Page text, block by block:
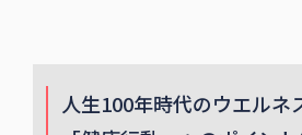
人生100年時代のウエルネ